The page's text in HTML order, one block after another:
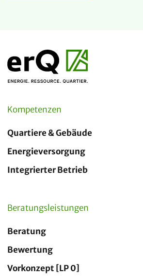
Kompetenzen
Quartiere & Gebäude
Energieversorgung
Integrierter Betrieb
Beratungsleistungen
Beratung
Bewertung
Vorkonzept [LP 0]